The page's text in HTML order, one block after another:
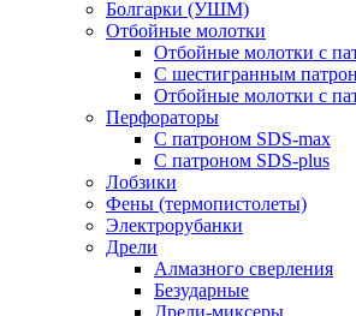
Болгарки (УШМ)
Отбойные молотки
Отбойные молотки с
С шестигранным
Отбойные молотки с
Перфораторы
С патроном SDS-max
С патроном SDS-plus
Лобзики
Фены (термопистолеты)
Электрорубанки
Дрели
Алмазного сверления
Безударные
Дрели-миксеры